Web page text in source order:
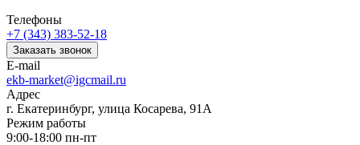
Телефоны
+7 (343) 383-52-18
Заказать звонок
E-mail
ekb-market@igcmail.ru
Адрес
г. Екатеринбург, улица Косарева, 91А
Режим работы
9:00-18:00 пн-пт